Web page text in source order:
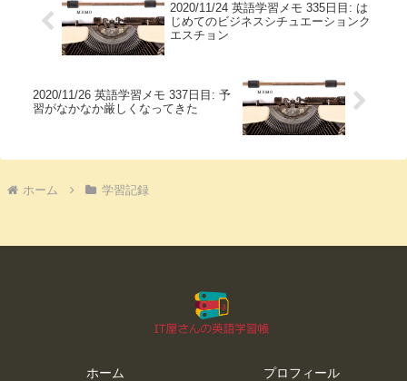
2020/11/24 英語学習メモ 335日目: は
じめてのビジネスシチュエーションク
エスチョン
2020/11/26 英語学習メモ 337日目: 予
習がなかなか厳しくなってきた
ホーム 学習記録
ホーム プロフィール